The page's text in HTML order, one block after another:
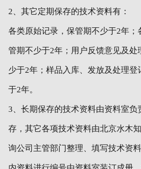
2、其它定期保存的技术资料有：
各类原始记录，保管期不少于2年；
管期不少于2年；用户反馈意见及处
少于2年；样品入库、发放及处理登
于2年。
3、长期保存的技术资料由资料室负
存，其它各项技术资料由北京水木
询公司主管部门整理、填写技术资